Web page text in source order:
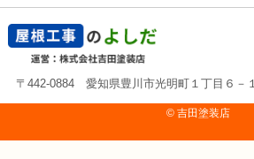
〒442-0884 愛知県豊川市光明町１丁目６－１
© 吉⽥塗装店